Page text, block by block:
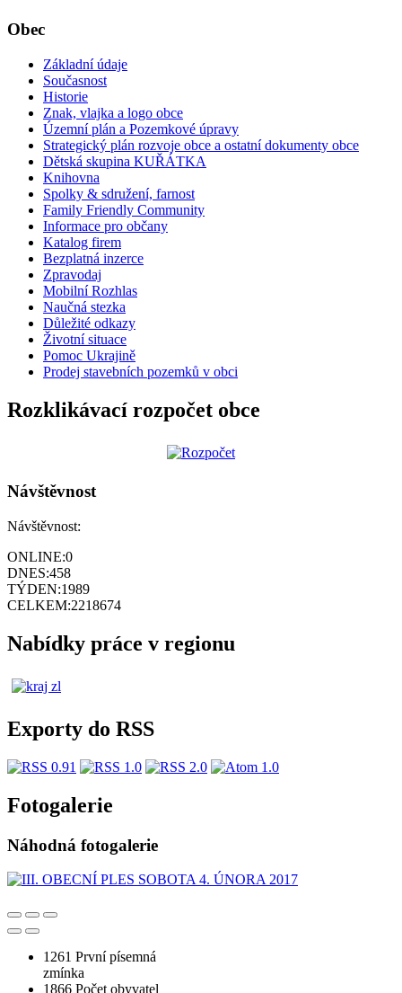
Obec
Základní údaje
Současnost
Historie
Znak, vlajka a logo obce
Územní plán a Pozemkové úpravy
Strategický plán rozvoje obce a ostatní dokumenty obce
Dětská skupina KUŘÁTKA
Knihovna
Spolky & sdružení, farnost
Family Friendly Community
Informace pro občany
Katalog firem
Bezplatná inzerce
Zpravodaj
Mobilní Rozhlas
Naučná stezka
Důležité odkazy
Životní situace
Pomoc Ukrajině
Prodej stavebních pozemků v obci
Rozklikávací rozpočet obce
Návštěvnost
Návštěvnost:
ONLINE:0
DNES:458
TÝDEN:1989
CELKEM:2218674
Nabídky práce v regionu
Exporty do RSS
Fotogalerie
Náhodná fotogalerie
1261 První písemná
zmínka
1866 Počet obyvatel